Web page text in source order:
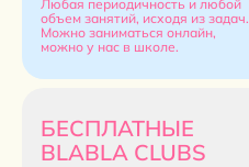
Любая периодичность и любой
объем занятий, исходя из задач.
Можно заниматься онлайн,
можно у нас в школе.
БЕСПЛАТНЫЕ
BLABLA CLUBS